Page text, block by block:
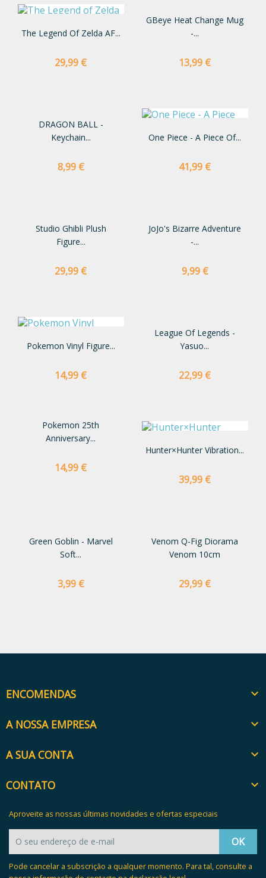
The Legend Of Zelda AF...
Preço
29,99 €
GBeye Heat Change Mug
-...
Preço
13,99 €
DRAGON BALL -
Keychain...
Preço
8,99 €
One Piece - A Piece Of...
Preço
41,99 €
Studio Ghibli Plush
Figure...
Preço
29,99 €
JoJo's Bizarre Adventure
-...
Preço
9,99 €
Pokemon Vinyl Figure...
Preço
14,99 €
League Of Legends -
Yasuo...
Preço
22,99 €
Pokemon 25th
Anniversary...
Preço
14,99 €
Hunter×Hunter Vibration...
Preço
39,99 €
Green Goblin - Marvel
Soft...
Preço
3,99 €
Venom Q-Fig Diorama
Venom 10cm
Preço
29,99 €
ENCOMENDAS 
A NOSSA EMPRESA 
A SUA CONTA 
CONTATO 
Aproveite as nossas últimas novidades e ofertas especiais
Pode cancelar a subscrição a qualquer momento. Para tal, consulte a